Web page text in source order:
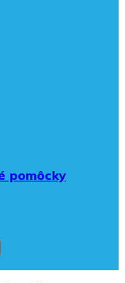
pomôcky